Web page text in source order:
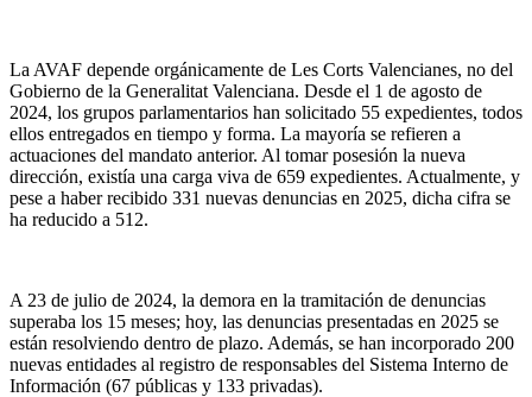
La AVAF depende orgánicamente de Les Corts Valencianes, no del
Gobierno de la Generalitat Valenciana. Desde el 1 de agosto de
2024, los grupos parlamentarios han solicitado 55 expedientes, todos
ellos entregados en tiempo y forma. La mayoría se refieren a
actuaciones del mandato anterior. Al tomar posesión la nueva
dirección, existía una carga viva de 659 expedientes. Actualmente, y
pese a haber recibido 331 nuevas denuncias en 2025, dicha cifra se
ha reducido a 512.
A 23 de julio de 2024, la demora en la tramitación de denuncias
superaba los 15 meses; hoy, las denuncias presentadas en 2025 se
están resolviendo dentro de plazo. Además, se han incorporado 200
nuevas entidades al registro de responsables del Sistema Interno de
Información (67 públicas y 133 privadas).